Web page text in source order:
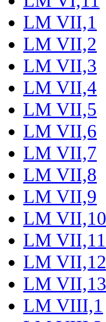
LM VII,1
LM VII,2
LM VII,3
LM VII,4
LM VII,5
LM VII,6
LM VII,7
LM VII,8
LM VII,9
LM VII,10
LM VII,11
LM VII,12
LM VII,13
LM VIII,1